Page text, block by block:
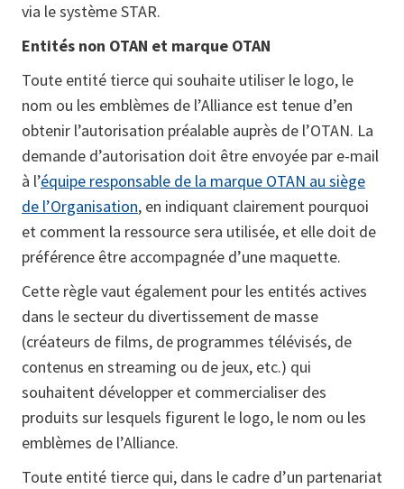
via le système STAR.
Entités non OTAN et marque OTAN
Toute entité tierce qui souhaite utiliser le logo, le
nom ou les emblèmes de l’Alliance est tenue d’en
obtenir l’autorisation préalable auprès de l’OTAN. La
demande d’autorisation doit être envoyée par e-mail
à l’équipe responsable de la marque OTAN au siège
de l’Organisation, en indiquant clairement pourquoi
et comment la ressource sera utilisée, et elle doit de
préférence être accompagnée d’une maquette.
Cette règle vaut également pour les entités actives
dans le secteur du divertissement de masse
(créateurs de films, de programmes télévisés, de
contenus en streaming ou de jeux, etc.) qui
souhaitent développer et commercialiser des
produits sur lesquels figurent le logo, le nom ou les
emblèmes de l’Alliance.
Toute entité tierce qui, dans le cadre d’un partenariat